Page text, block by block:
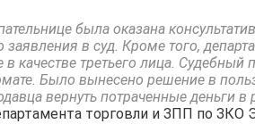
была оказана
заявления в суд. Кроме того,
в качестве третьего лица.
Было вынесено решение в
вернуть потраченные деньги
торговли и ЗПП по ЗКО